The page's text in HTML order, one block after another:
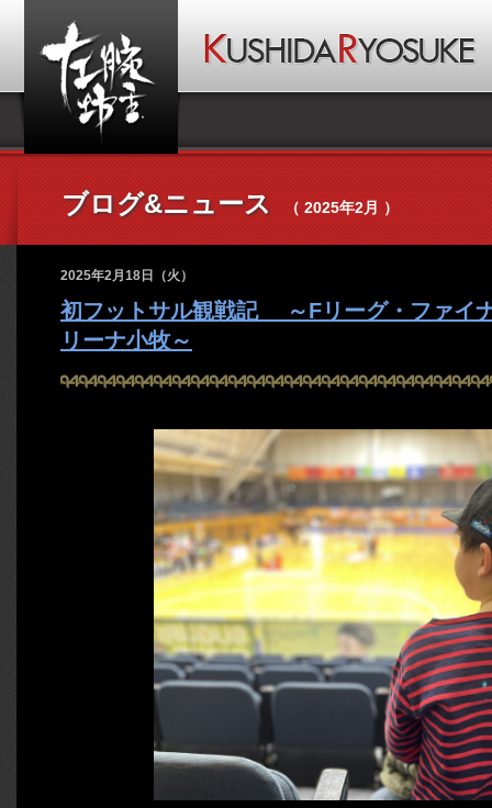
ブログ&ニュース （ 2025年2月 ）
2025年2月18日（火）
初フットサル観戦記 ～Fリーグ・ファイ
リーナ小牧～